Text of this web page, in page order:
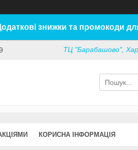
знижки та промокоди
ТЦ "Барабашово",
КОРИСНА ІНФОРМАЦІЯ